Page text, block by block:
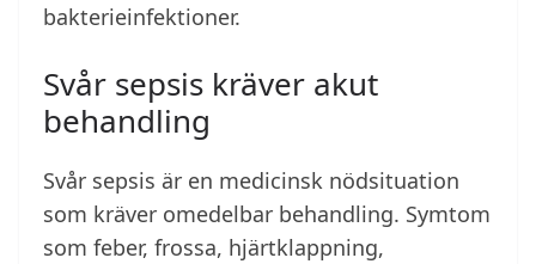
bakterieinfektioner.
Svår sepsis kräver akut
behandling
Svår sepsis är en medicinsk nödsituation
som kräver omedelbar behandling. Symtom
som feber, frossa, hjärtklappning,